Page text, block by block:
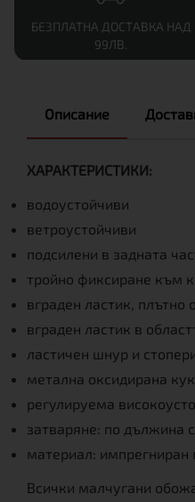
БЕЗПЛАТНА ДОСТАВКА НАД
99ЛВ.
Описание
ХАРАКТЕРИСТИКИ:
водоустойчиви
ветроустойчиви
подсилени в задната
тройно фиксиране към
вграден ластик,
вграден ластик в
ластичен шнур и
метална оксидирана
регулируема
затваряне: по дължина
материал: импрегниран
Всички малчугани